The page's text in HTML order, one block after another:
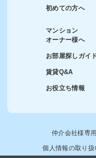
初めての方へ
マンション
オーナー様へ
お部屋探しガイ
賃貸Q&A
お役立ち情報
仲介会社様専
個人情報の取り扱